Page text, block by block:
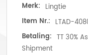
Merk: Lingtie
Item Nr.: LTAD-
Betaling: TT 30%
Shipment